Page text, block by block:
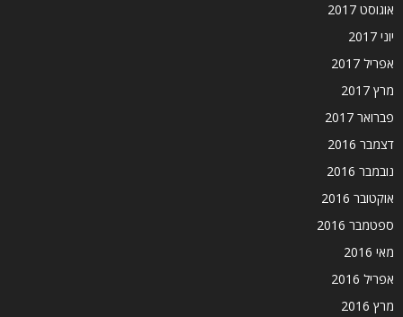
אוגוסט 2017
יוני 2017
אפריל 2017
מרץ 2017
פברואר 2017
דצמבר 2016
נובמבר 2016
אוקטובר 2016
ספטמבר 2016
מאי 2016
אפריל 2016
מרץ 2016